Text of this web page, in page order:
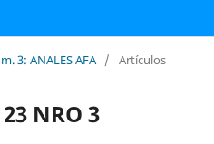
3: ANALES AFA / Artículos
NRO 3